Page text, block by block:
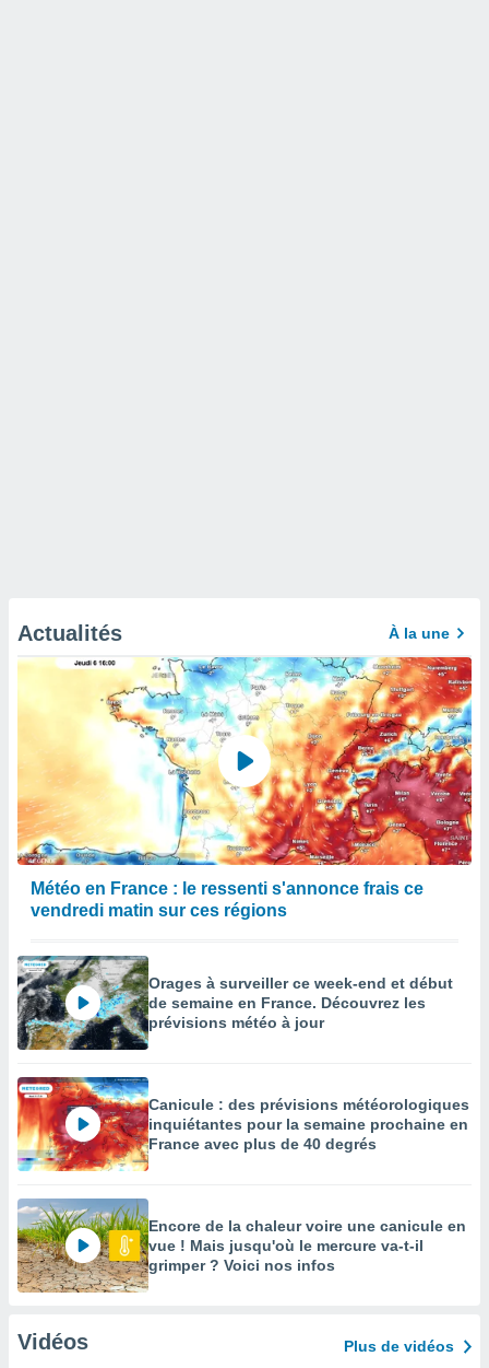
Actualités À la une
Météo en France : le ressenti s'annonce frais ce
vendredi matin sur ces régions
Orages à surveiller ce week-end et début
de semaine en France. Découvrez les
prévisions météo à jour
Canicule : des prévisions météorologiques
inquiétantes pour la semaine prochaine en
France avec plus de 40 degrés
Encore de la chaleur voire une canicule en
vue ! Mais jusqu'où le mercure va-t-il
grimper ? Voici nos infos
Vidéos Plus de vidéos